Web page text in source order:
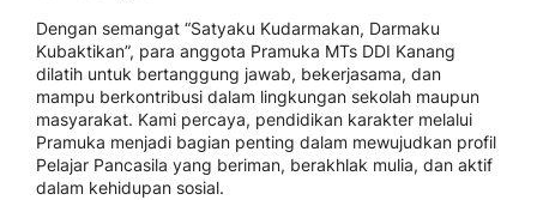
Dengan semangat “Satyaku Kudarmakan, Darmaku
Kubaktikan”, para anggota Pramuka MTs DDI Kanang
dilatih untuk bertanggung jawab, bekerjasama, dan
mampu berkontribusi dalam lingkungan sekolah maupun
masyarakat. Kami percaya, pendidikan karakter melalui
Pramuka menjadi bagian penting dalam mewujudkan profil
Pelajar Pancasila yang beriman, berakhlak mulia, dan aktif
dalam kehidupan sosial.